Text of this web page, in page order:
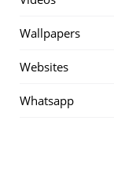
Wallpapers
Websites
Whatsapp